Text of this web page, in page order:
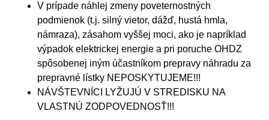
V prípade náhlej zmeny poveternostných
podmienok (t.j. silný vietor, dážď, hustá hmla,
námraza), zásahom vyššej moci, ako je napríklad
výpadok elektrickej energie a pri poruche OHDZ
spôsobenej iným účastníkom prepravy náhradu za
prepravné lístky NEPOSKYTUJEME!!!
NÁVŠTEVNÍCI LYŽUJÚ V STREDISKU NA
VLASTNÚ ZODPOVEDNOSŤ!!!